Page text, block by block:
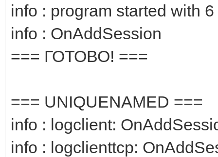
info : program started with
info : OnAddSession
=== ГОТОВО! ===
=== UNIQUENAMED ===
info : logclient:
info : logclienttcp: